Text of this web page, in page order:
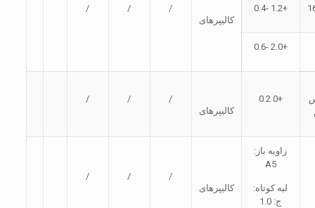
کالیپرهای
/
/
/ +1.2 -0.4
+2.0 -0.6
+2.0 0
کالیپرهای
/
/
/
زاویه باز:
A5
لبه کوتاه:
ج: 1.0
کالیپرهای
/
/
/